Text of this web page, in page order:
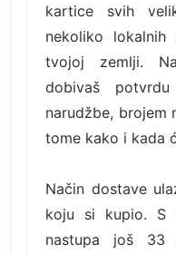
kartice svih
nekoliko
tvojoj zemlji.
dobivaš
narudžbe, brojem
tome kako i kada
Način dostave
koju si kupio.
nastupa još 33